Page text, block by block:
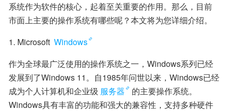
系统作为软件的核心，起着至关重要的作用。那么，目前
市面上主要的操作系统有哪些呢？本文将为您详细介绍。
1. Microsoft Windows
作为全球最广泛使用的操作系统之一，Windows系列已经
发展到了Windows 11。自1985年问世以来，Windows已经
成为个人计算机和企业级 服务器
的主要操作系统。
Windows具有丰富的功能和强大的兼容性，支持多种硬件